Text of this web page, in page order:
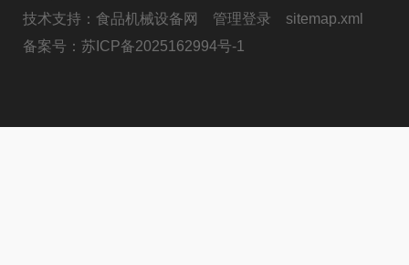
技术支持： 食品机械设备网 管理登录
sitemap.xml
备案号： 苏ICP备2025162994号-1